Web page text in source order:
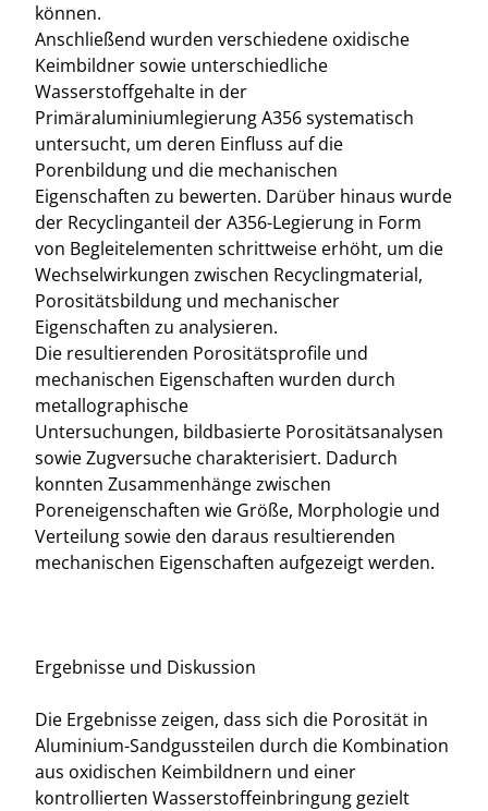
können.
Anschließend wurden verschiedene oxidische
Keimbildner sowie unterschiedliche
Wasserstoffgehalte in der
Primäraluminiumlegierung A356 systematisch
untersucht, um deren Einfluss auf die
Porenbildung und die mechanischen
Eigenschaften zu bewerten. Darüber hinaus wurde
der Recyclinganteil der A356-Legierung in Form
von Begleitelementen schrittweise erhöht, um die
Wechselwirkungen zwischen Recyclingmaterial,
Porositätsbildung und mechanischer
Eigenschaften zu analysieren.
Die resultierenden Porositätsprofile und
mechanischen Eigenschaften wurden durch
metallographische
Untersuchungen, bildbasierte Porositätsanalysen
sowie Zugversuche charakterisiert. Dadurch
konnten Zusammenhänge zwischen
Poreneigenschaften wie Größe, Morphologie und
Verteilung sowie den daraus resultierenden
mechanischen Eigenschaften aufgezeigt werden.
Ergebnisse und Diskussion
Die Ergebnisse zeigen, dass sich die Porosität in
Aluminium-Sandgussteilen durch die Kombination
aus oxidischen Keimbildnern und einer
kontrollierten Wasserstoffeinbringung gezielt